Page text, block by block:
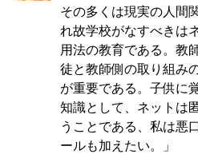
その多くは現実の人間
れ故学校がなすべきは
用法の教育である。教
徒と教師側の取り組み
が重要である。子供に
知識として、ネットは
うことである、私は悪
ールも加えたい。」